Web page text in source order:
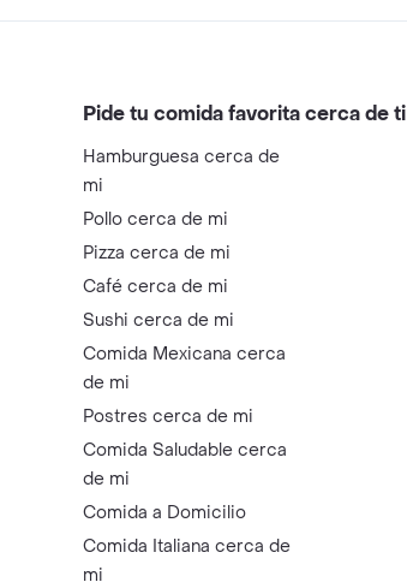
Pide tu comida favorita cerca de ti
Hamburguesa cerca de
mi
Pollo cerca de mi
Pizza cerca de mi
Café cerca de mi
Sushi cerca de mi
Comida Mexicana cerca
de mi
Postres cerca de mi
Comida Saludable cerca
de mi
Comida a Domicilio
Comida Italiana cerca de
mi